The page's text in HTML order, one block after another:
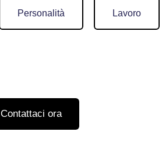
Personalità Lavoro
Contattaci ora